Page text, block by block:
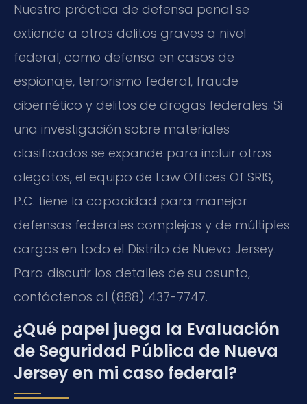
Nuestra práctica de defensa penal se
extiende a otros delitos graves a nivel
federal, como defensa en casos de
espionaje, terrorismo federal, fraude
cibernético y delitos de drogas federales. Si
una investigación sobre materiales
clasificados se expande para incluir otros
alegatos, el equipo de Law Offices Of SRIS,
P.C. tiene la capacidad para manejar
defensas federales complejas y de múltiples
cargos en todo el Distrito de Nueva Jersey.
Para discutir los detalles de su asunto,
contáctenos al (888) 437-7747.
¿Qué papel juega la Evaluación
de Seguridad Pública de Nueva
Jersey en mi caso federal?